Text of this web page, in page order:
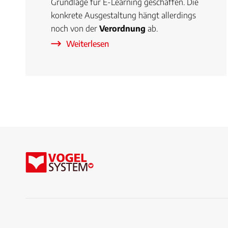
Grundlage für E-Learning geschaffen. Die
konkrete Ausgestaltung hängt allerdings
noch von der Verordnung ab.
Weiterlesen